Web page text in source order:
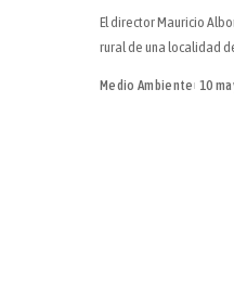
El director Mauricio
rural de una localidad
Medio Ambiente 10